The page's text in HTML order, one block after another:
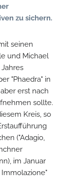
zu sichern.
seinen
und Michael
"Phaedra" in
erst nach
sollte.
Kreis, so
("Adagio,
im Januar